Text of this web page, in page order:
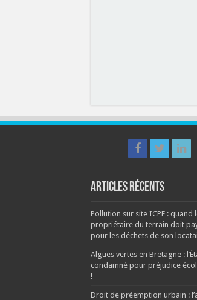
Articles récents
Pollution sur site ICPE : quand
propriétaire du terrain doit
pour les déchets de son
Algues vertes en Bretagne :
condamné pour préjudice
!
Droit de préemption urbain :